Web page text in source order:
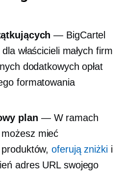
— BigCartel
właścicieli małych firm
dodatkowych opłat
formatowania
plan — W ramach
mieć
produktów,oferują zniżkii
adres URL swojego